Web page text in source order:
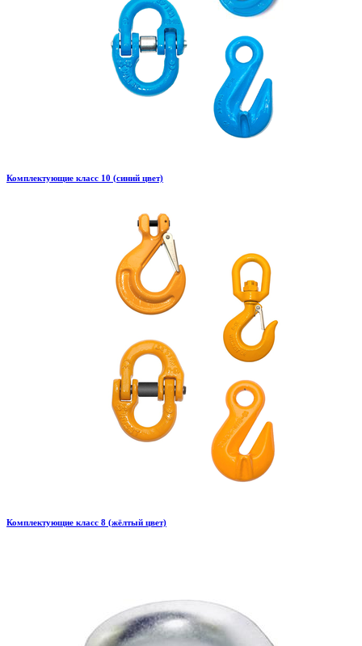
Комплектующие класс 10 (синий цвет)
Комплектующие класс 8 (жёлтый цвет)